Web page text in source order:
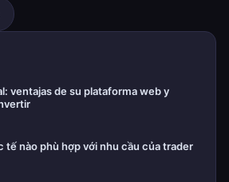
ventajas de su plataforma web y
tế nào phù hợp với nhu cầu của trader